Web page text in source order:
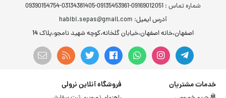
شماره تماس : 09169012051-09135453961-03134381405-09390154754
آدرس ایمیل: habibi.sepas@gmail.com
اصفهان،خانه اصفهان،خیابان گلخانه،کوچه شهید نامجو،پلاک 14
خدمات مشتریان فروشگاه آنلاین نرولی